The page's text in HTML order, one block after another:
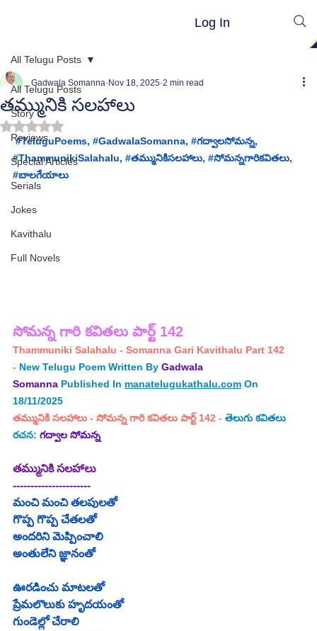
Log In
All Telugu Posts
Story
Reviews
Special Articles
Serials
Jokes
Kavithalu
Full Novels
All Telugu Posts
తమ్మునికి సలహాలు
Gadwala Somanna Nov 18, 2025 2 min read
Rated NaN out of 5 stars.
#TeluguPoems, #GadwalaSomanna, #గద్వాలసోమన్న,
#ThammunikiSalahalu, #తమ్మునికిసలహాలు, #సోమన్నగారికవితలు,
#బాలగేయాలు
సోమన్న గారి కవితలు పార్ట్ 142
Thammuniki Salahalu - Somanna Gari Kavithalu Part 142
- New Telugu Poem Written By Gadwala
Somanna Published In manatelugukathalu.com On
18/11/2025
తమ్మునికి సలహాలు - సోమన్న గారి కవితలు పార్ట్ 142 - తెలుగు కవితలు
రచన: గద్వాల సోమన్న
తమ్మునికి సలహాలు
----------------------
మంచి మంచి తలపులతో
గొప్ప గొప్ప చేతలతో
అందరిని మెప్పించాలి
అంతులేని జ్ఞానంతో
ఊరడించు మాటలతో
ప్రేమలొలుకు హృదయంతో
గుండెల్లో చేరాలి